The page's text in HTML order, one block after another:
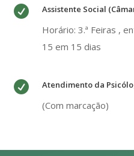
 Assistente Social
Horário: 3.ª Feiras ,
15 em 15 dias
 Atendimento da
(Com marcação)